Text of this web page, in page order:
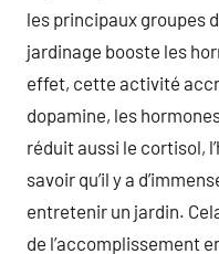
les principaux groupes
jardinage booste les
effet, cette activité
dopamine, les
réduit aussi le cortisol,
savoir qu’il y a
entretenir un jardin.
de l’accomplissement